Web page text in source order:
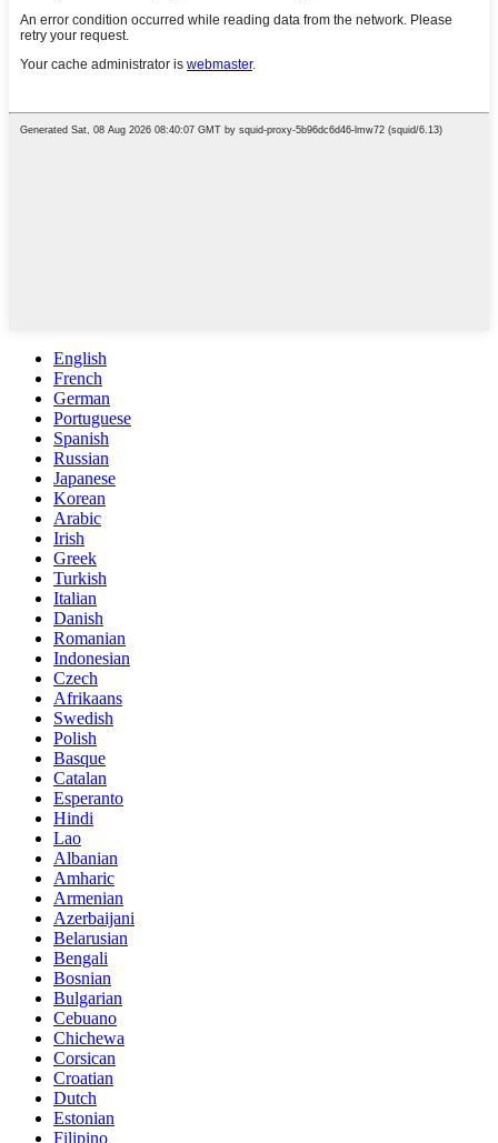
English
French
German
Portuguese
Spanish
Russian
Japanese
Korean
Arabic
Irish
Greek
Turkish
Italian
Danish
Romanian
Indonesian
Czech
Afrikaans
Swedish
Polish
Basque
Catalan
Esperanto
Hindi
Lao
Albanian
Amharic
Armenian
Azerbaijani
Belarusian
Bengali
Bosnian
Bulgarian
Cebuano
Chichewa
Corsican
Croatian
Dutch
Estonian
Filipino